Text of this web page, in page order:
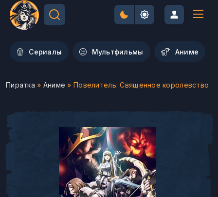
Сериалы Мультфильмы Aниме
Пиратка » Аниме » Повелитель: Священное королевство